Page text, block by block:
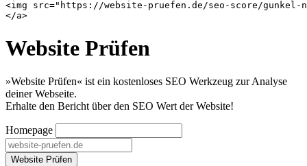
<img src="https://website-pruefen.de/seo-score/gunkel-
Website Prüfen
»Website Prüfen« ist ein kostenloses SEO Werkzeug zur Analyse
deiner Webseite.
Erhalte den Bericht über den SEO Wert der Website!
Homepage
Website Prüfen